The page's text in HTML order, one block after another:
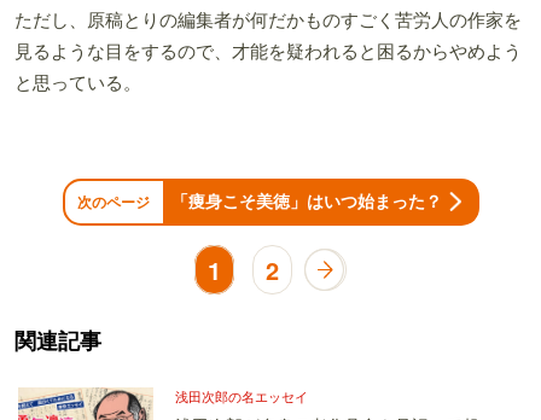
ただし、原稿とりの編集者が何だかものすごく苦労人の作家を
見るような目をするので、才能を疑われると困るからやめよう
と思っている。
次のページ 「痩身こそ美徳」はいつ始まった？
1 2
関連記事
浅田次郎の名エッセイ